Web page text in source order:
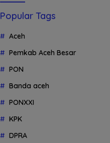
Popular Tags
Aceh
Pemkab Aceh Besar
PON
Banda aceh
PONXXI
KPK
DPRA